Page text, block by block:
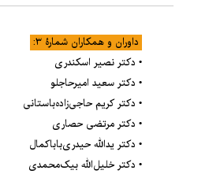
داوران و همکاران شمارۀ ۳:
• دکتر نصیر اسکندری
• دکتر سعید امیرحاجلو
• دکتر کریم حاجی‌زاده‌باستانی
• دکتر مرتضی حصاری
• دکتر یدالله حیدری‌باباکمال
• دکتر خلیل‌الله بیک‌محمدی